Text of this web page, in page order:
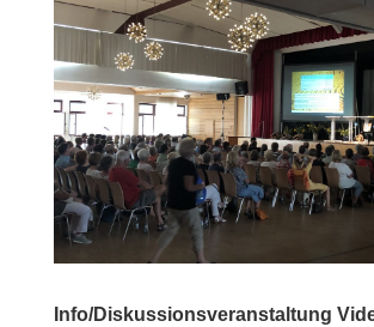
Info/Diskussionsveranstaltung